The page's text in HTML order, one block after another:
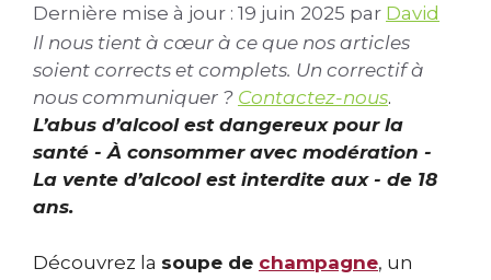
Dernière mise à jour : 19 juin 2025 par David
Il nous tient à cœur à ce que nos articles
soient corrects et complets. Un correctif à
nous communiquer ? Contactez-nous.
L’abus d’alcool est dangereux pour la
santé - À consommer avec modération -
La vente d’alcool est interdite aux - de 18
ans.
Découvrez la soupe de champagne, un